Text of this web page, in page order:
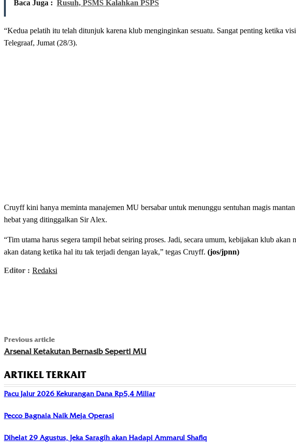
Baca Juga : Rusuh, PSMS Kalahkan PSPS
“Kedua pelatih itu telah ditunjuk karena klub menginginkan sesuatu. Sangat penting ketika
Telegraaf, Jumat (28/3).
Cruyff kini hanya meminta manajemen MU bersabar untuk menunggu sentuhan magis
hebat yang ditinggalkan Sir Alex.
“Tim utama harus segera tampil hebat seiring proses. Jadi, secara umum, kebijakan klub
akan datang ketika hal itu tak terjadi dengan layak,” tegas Cruyff. (jos/jpnn)
Editor : Redaksi
Previous article
Arsenal Ketakutan Bernasib Seperti MU
ARTIKEL TERKAIT
Pacu Jalur 2026 Kekurangan Dana Rp5,4 Miliar
Pecco Bagnaia Naik Meja Operasi
Dihelat 29 Agustus, Jeka Saragih akan Hadapi Ammarul Shafiq